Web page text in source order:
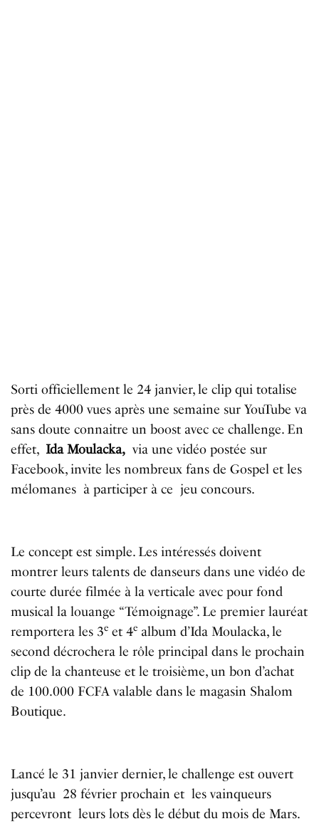
Sorti officiellement le 24 janvier, le clip qui totalise
près de 4000 vues après une semaine sur YouTube va
sans doute connaitre un boost avec ce challenge. En
effet, Ida Moulacka, via une vidéo postée sur
Facebook, invite les nombreux fans de Gospel et les
mélomanes à participer à ce jeu concours.
Le concept est simple. Les intéressés doivent
montrer leurs talents de danseurs dans une vidéo de
courte durée filmée à la verticale avec pour fond
musical la louange “Témoignage”. Le premier lauréat
remportera les 3e et 4e album d’Ida Moulacka, le
second décrochera le rôle principal dans le prochain
clip de la chanteuse et le troisième, un bon d’achat
de 100.000 FCFA valable dans le magasin Shalom
Boutique.
Lancé le 31 janvier dernier, le challenge est ouvert
jusqu’au 28 février prochain et les vainqueurs
percevront leurs lots dès le début du mois de Mars.